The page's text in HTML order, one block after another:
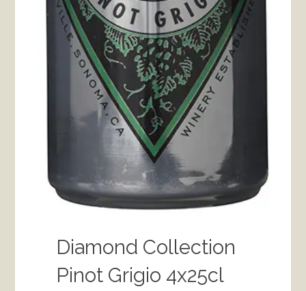
Diamond Collection
Pinot Grigio 4x25cl